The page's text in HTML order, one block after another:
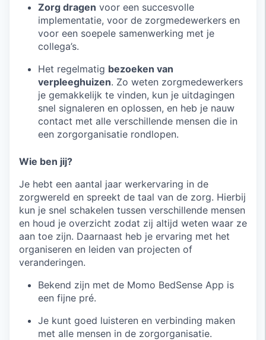
Zorg dragen voor een succesvolle
implementatie, voor de zorgmedewerkers en
voor een soepele samenwerking met je
collega’s.
Het regelmatig bezoeken van
verpleeghuizen. Zo weten zorgmedewerkers
je gemakkelijk te vinden, kun je uitdagingen
snel signaleren en oplossen, en heb je nauw
contact met alle verschillende mensen die in
een zorgorganisatie rondlopen.
Wie ben jij?
Je hebt een aantal jaar werkervaring in de
zorgwereld en spreekt de taal van de zorg. Hierbij
kun je snel schakelen tussen verschillende mensen
en houd je overzicht zodat zij altijd weten waar ze
aan toe zijn. Daarnaast heb je ervaring met het
organiseren en leiden van projecten of
veranderingen.
Bekend zijn met de Momo BedSense App is
een fijne pré.
Je kunt goed luisteren en verbinding maken
met alle mensen in de zorgorganisatie.